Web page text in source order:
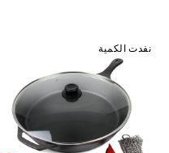
نفدت الكمية